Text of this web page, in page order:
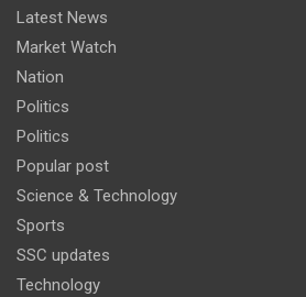
Latest News
Market Watch
Nation
Politics
Politics
Popular post
Science & Technology
Sports
SSC updates
Technology